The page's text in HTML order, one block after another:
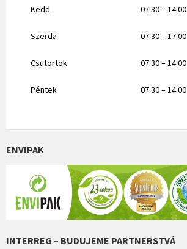
Kedd 07:30 – 14:00
Szerda 07:30 – 17:00
Csütörtök 07:30 – 14:00
Péntek 07:30 – 14:00
ENVIPAK
INTERREG – BUDUJEME PARTNERSTVÁ